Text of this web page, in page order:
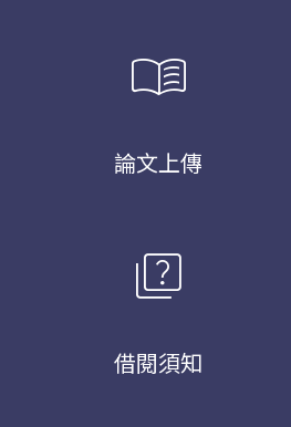
menu_book
論文上傳
quiz
借閱須知